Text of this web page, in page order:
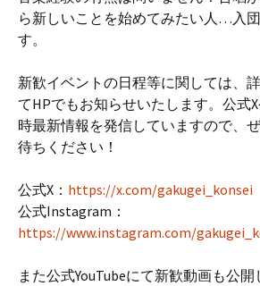
ら新しいことを始めてみたい人…入
す。
新歓イベントの日程等に関しては、
てHPでもお知らせいたします。公式
時最新情報を発信していますので、
待ちください！
公式X： https://x.com/gakugei_konsei
公式Instagram：
https://www.instagram.com/
また公式YouTubeにて新歓動画も公